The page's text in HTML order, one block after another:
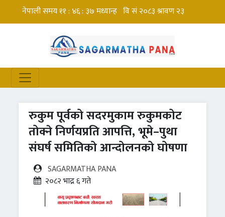
रुकुम पूर्वको सदरमुकाम रुकुमकोट
तोक्ने निर्णयप्रति आपत्ति, भूमे–पुथा
संघर्ष समितिको आन्दोलनको घोषणा
SAGARMATHA PANA
२०८२ भाद्र ६ गते